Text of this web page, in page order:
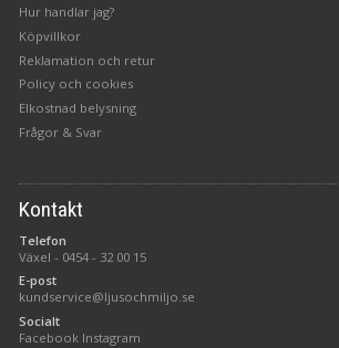
Hur handlar jag?
Köpvillkor
Reklamation och retur
Policy och cookies
Elkostnad belysning
Frågor & Svar
Kontakt
Telefon
Växel - 0454 - 32 00 15
E-post
kundservice@ljusochmiljo.se
Socialt
Facebook Instagram